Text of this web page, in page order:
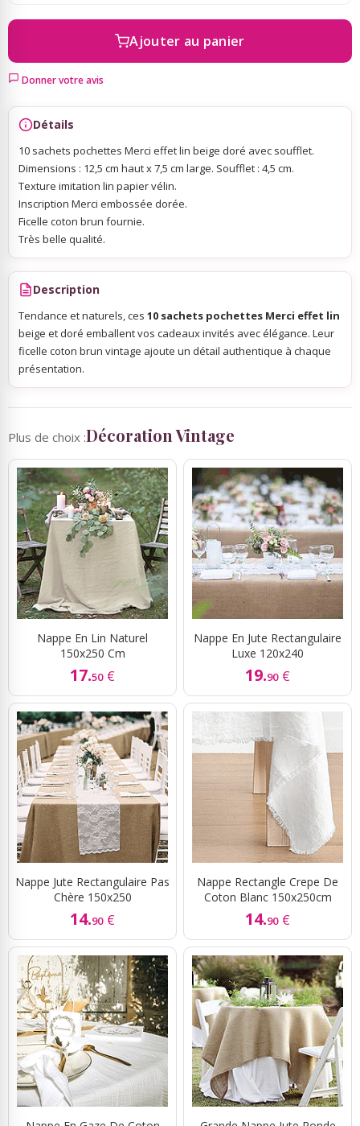
Rubans Tulle Organdi
Ajouter au panier
Donner votre avis
Détails
10 sachets pochettes Merci effet lin beige doré avec soufflet.
Dimensions : 12,5 cm haut x 7,5 cm large. Soufflet : 4,5 cm.
Texture imitation lin papier vélin.
Inscription Merci embossée dorée.
Ficelle coton brun fournie.
Très belle qualité.
Description
Tendance et naturels, ces 10 sachets pochettes Merci effet lin
beige et doré emballent vos cadeaux invités avec élégance. Leur
ficelle coton brun vintage ajoute un détail authentique à chaque
présentation.
Plus de choix :Décoration Vintage
Nappe En Lin Naturel
150x250 Cm
17.50 €
Nappe En Jute Rectangulaire
Luxe 120x240
19.90 €
Nappe Jute Rectangulaire Pas
Chère 150x250
14.90 €
Nappe Rectangle Crepe De
Coton Blanc 150x250cm
14.90 €